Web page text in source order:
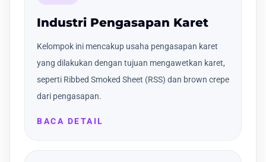
Industri Pengasapan Karet
Kelompok ini mencakup usaha pengasapan karet
yang dilakukan dengan tujuan mengawetkan karet,
seperti Ribbed Smoked Sheet (RSS) dan brown crepe
dari pengasapan.
BACA DETAIL